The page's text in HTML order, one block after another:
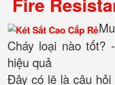
Cháy loại nào tốt?
hiệu quả
Đây có lẽ là câu